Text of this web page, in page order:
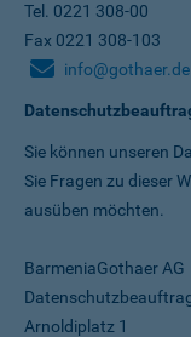
Tel. 0221 308-00
Fax 0221 308-103
info@gothaer.de
Sie können unseren
Sie Fragen zu dieser
ausüben möchten.
BarmeniaGothaer AG
Arnoldiplatz 1